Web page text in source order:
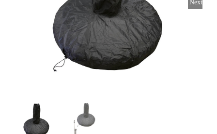
Schaduwdoeken
Snel leverbaar
Balkonklemmen
Next